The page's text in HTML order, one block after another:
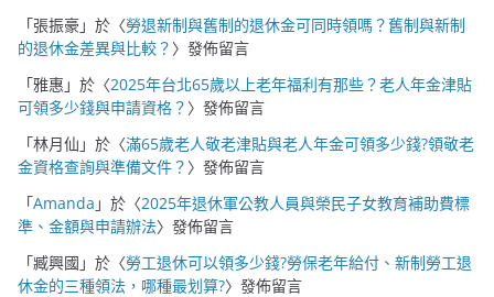
「張振豪」於〈勞退新制與舊制的退休金可同時領嗎？舊制與新制
的退休金差異與比較？ 〉發佈留言
「雅惠 」於〈2025年台北65歲以上老年福利有那些？老人年金津貼
可領多少錢與申請資格？ 〉發佈留言
「林月仙 」於〈滿65歲老人敬老津貼與老人年金可領多少錢?領敬老
金資格查詢與準備文件？ 〉發佈留言
「Amanda 」於〈2025年退休軍公教人員與榮民子女教育補助費標
準、金額與申請辦法〉發佈留言
「臧興國 」於〈勞工退休可以領多少錢?勞保老年給付、新制勞工退
休金的三種領法，哪種最划算?〉發佈留言